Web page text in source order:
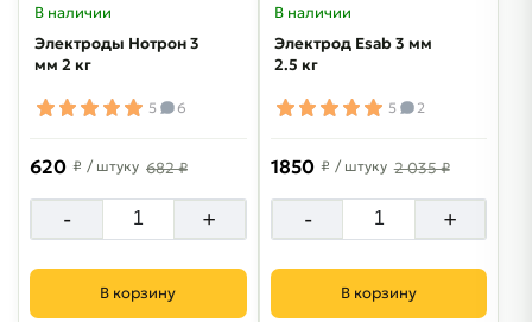
В наличии
Электроды Нотрон 3
мм 2 кг
5 6
620 ₽ / штуку 682 ₽
- +
В корзину
В наличии
Электрод Esab 3 мм
2.5 кг
5 2
1850 ₽ / штуку 2 035 ₽
- +
В корзину